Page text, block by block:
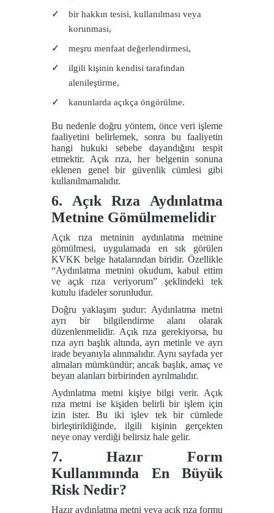
bir hakkın tesisi, kullanılması veya
korunması,
meşru menfaat değerlendirmesi,
ilgili kişinin kendisi tarafından
alenileştirme,
kanunlarda açıkça öngörülme.
Bu nedenle doğru yöntem, önce veri işleme
faaliyetini belirlemek, sonra bu faaliyetin
hangi hukuki sebebe dayandığını tespit
etmektir. Açık rıza, her belgenin sonuna
eklenen genel bir güvenlik cümlesi gibi
kullanılmamalıdır.
6. Açık Rıza Aydınlatma
Metnine Gömülmemelidir
Açık rıza metninin aydınlatma metnine
gömülmesi, uygulamada en sık görülen
KVKK belge hatalarından biridir. Özellikle
“Aydınlatma metnini okudum, kabul ettim
ve açık rıza veriyorum” şeklindeki tek
kutulu ifadeler sorunludur.
Doğru yaklaşım şudur: Aydınlatma metni
ayrı bir bilgilendirme alanı olarak
düzenlenmelidir. Açık rıza gerekiyorsa, bu
rıza ayrı başlık altında, ayrı metinle ve ayrı
irade beyanıyla alınmalıdır. Aynı sayfada yer
almaları mümkündür; ancak başlık, amaç ve
beyan alanları birbirinden ayrılmalıdır.
Aydınlatma metni kişiye bilgi verir. Açık
rıza metni ise kişiden belirli bir işlem için
izin ister. Bu iki işlev tek bir cümlede
birleştirildiğinde, ilgili kişinin gerçekten
neye onay verdiği belirsiz hale gelir.
7. Hazır Form
Kullanımında En Büyük
Risk Nedir?
Hazır aydınlatma metni veya açık rıza formu